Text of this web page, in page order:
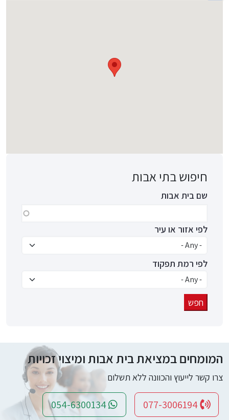
חיפוש בתי אבות
שם בית אבות
לפי אזור או עיר
לפי רמת תפקוד
המומחים במציאת בית אבות ומיצוי זכויות
צרו קשר לייעוץ והכוונה ללא תשלום